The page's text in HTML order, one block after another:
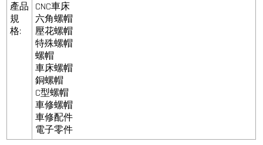
產品
規
格:
CNC車床
六角螺帽
壓花螺帽
特殊螺帽
螺帽
車床螺帽
銅螺帽
C型螺帽
車修螺帽
車修配件
電子零件